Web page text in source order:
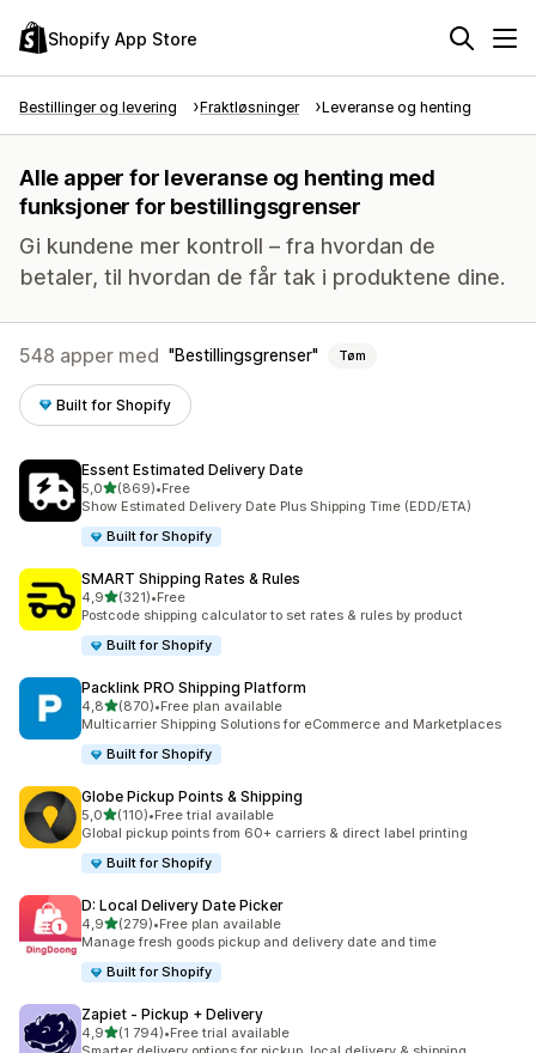
Shopify App Store
Bestillinger og levering Fraktløsninger Leveranse og henting
Alle apper for leveranse og henting med
funksjoner for bestillingsgrenser
Gi kundene mer kontroll – fra hvordan de
betaler, til hvordan de får tak i produktene dine.
548 apper med Bestillingsgrenser Tøm
Built for Shopify
Essent Estimated Delivery Date
5,0av 5 stjerner
(869)
Totalt 869 omtaler
•Free
Show Estimated Delivery Date Plus Shipping Time (EDD/ETA)
Built for Shopify
SMART Shipping Rates & Rules
4,9av 5 stjerner
(321)
Totalt 321 omtaler
•Free
Postcode shipping calculator to set rates & rules by product
Built for Shopify
Packlink PRO Shipping Platform
4,8av 5 stjerner
(870)
Totalt 870 omtaler
•Free plan available
Multicarrier Shipping Solutions for eCommerce and Marketplaces
Built for Shopify
Globe Pickup Points & Shipping
5,0av 5 stjerner
(110)
Totalt 110 omtaler
•Free trial available
Global pickup points from 60+ carriers & direct label printing
Built for Shopify
D: Local Delivery Date Picker
4,9av 5 stjerner
(279)
Totalt 279 omtaler
•Free plan available
Manage fresh goods pickup and delivery date and time
Built for Shopify
Zapiet ‑ Pickup + Delivery
4,9av 5 stjerner
(1 794)
Totalt 1794 omtaler
•Free trial available